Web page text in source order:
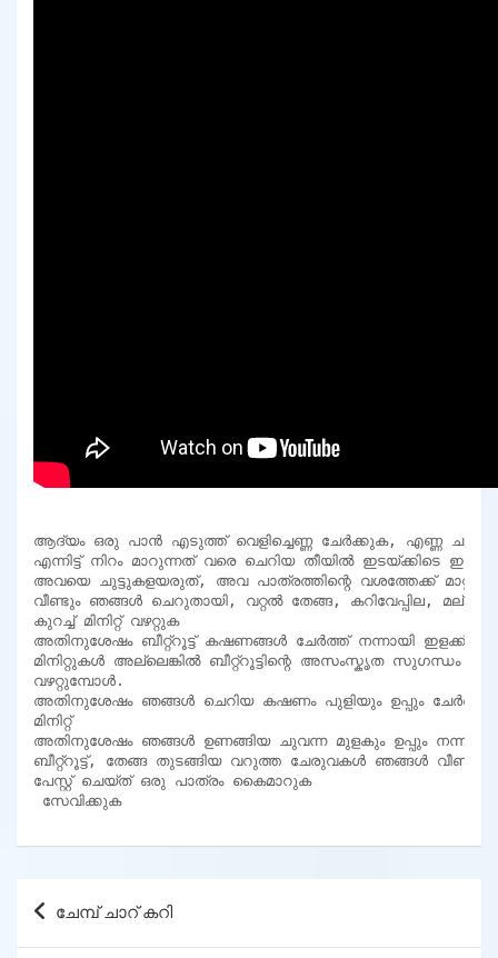
ആദ്യം ഒരു പാൻ എടുത്ത് വെളിച്ചെണ്ണ ചേർക്കുക, എണ്ണ
എന്നിട്ട് നിറം മാറുന്നത് വരെ ചെറിയ തീയിൽ ഇടയ്ക്കിടെ
അവയെ ചുട്ടുകളയരുത്, അവ പാത്രത്തിന്റെ വശത്തേക്ക് മാറ്റുക
വീണ്ടും ഞങ്ങൾ ചെറുതായി, വറ്റൽ തേങ്ങ, കറിവേപ്പില,
കുറച്ച് മിനിറ്റ് വഴറ്റുക
അതിനുശേഷം ബീറ്റ്റൂട്ട് കഷണങ്ങൾ ചേർത്ത് നന്നായി ഇളക്കി
മിനിറ്റുകൾ അല്ലെങ്കിൽ ബീറ്റ്റൂട്ടിന്റെ അസംസ്കൃത സുഗന്ധം
വഴറ്റുമ്പോൾ.
അതിനുശേഷം ഞങ്ങൾ ചെറിയ കഷണം പുളിയും ഉപ്പും ചേർത്ത്
മിനിറ്റ്
അതിനുശേഷം ഞങ്ങൾ ഉണങ്ങിയ ചുവന്ന മുളകും ഉപ്പും നന്നായി
ബീറ്റ്റൂട്ട്, തേങ്ങ തുടങ്ങിയ വറുത്ത ചേരുവകൾ ഞങ്ങൾ വീണ്ടും
പേസ്റ്റ് ചെയ്ത് ഒരു പാത്രം കൈമാറുക
സേവിക്കുക
Post
ചേമ്പ് ചാറ് കറി